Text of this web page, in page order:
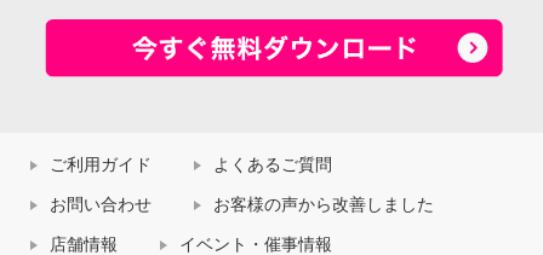
ご利用ガイド よくあるご質問
お問い合わせ お客様の声から改善しました
店舗情報 イベント・催事情報